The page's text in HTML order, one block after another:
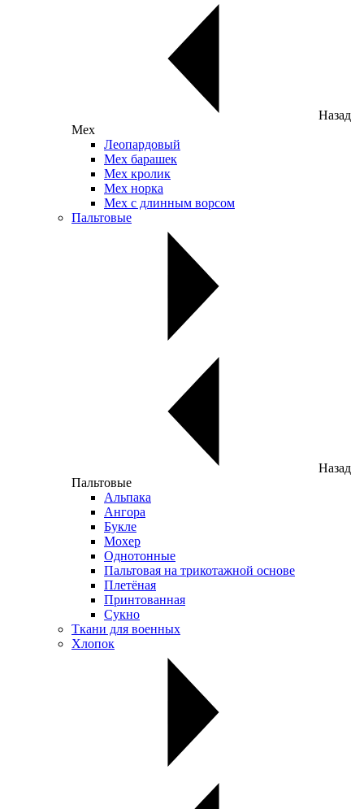
Назад
Мех
Леопардовый
Мех барашек
Мех кролик
Мех норка
Мех с длинным ворсом
Пальтовые
Назад
Пальтовые
Альпака
Ангора
Букле
Мохер
Однотонные
Пальтовая на трикотажной основе
Плетёная
Принтованная
Сукно
Ткани для военных
Хлопок